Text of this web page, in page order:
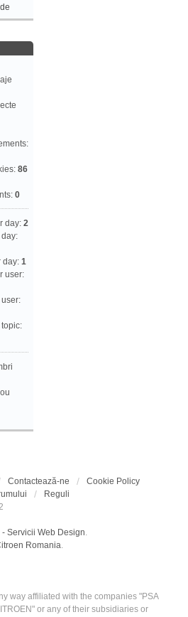
86
0
day: 2
day:
day: 1
user:
user:
topic:
Contactează-ne
Cookie Policy
Reguli
Servicii Web Design.
Romania.
way affiliated with the companies "PSA
or any of their subsidiaries or